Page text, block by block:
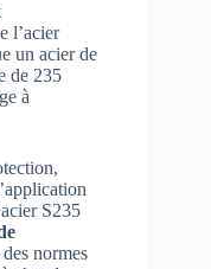
l’acier
un acier de
de 235
à
S235
normes